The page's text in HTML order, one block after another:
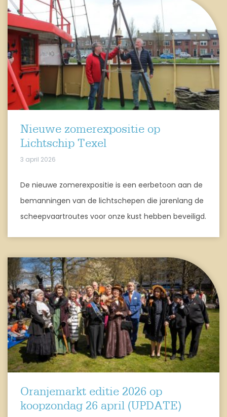
Nieuwe zomerexpositie op
Lichtschip Texel
3 april 2026
De nieuwe zomerexpositie is een eerbetoon aan de
bemanningen van de lichtschepen die jarenlang de
scheepvaartroutes voor onze kust hebben beveiligd.
Oranjemarkt editie 2026 op
koopzondag 26 april (UPDATE)